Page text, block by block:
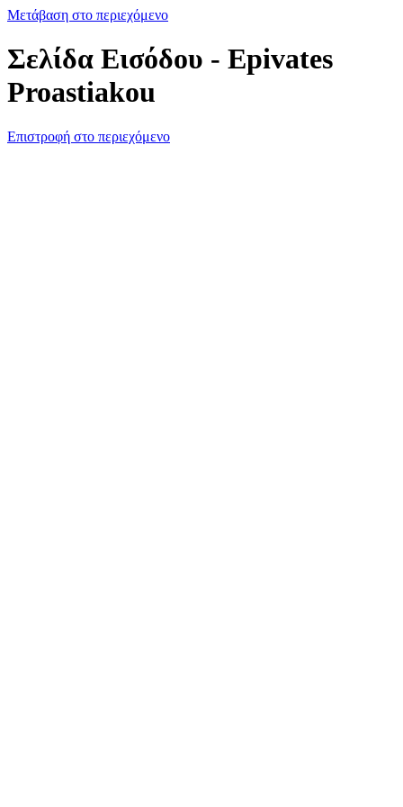
Μετάβαση στο περιεχόμενο
Σελίδα Εισόδου - Epivates
Proastiakou
Επιστροφή στο περιεχόμενο